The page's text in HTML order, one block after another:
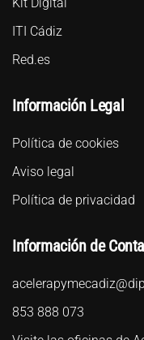
ITI Cádiz
Red.es
Información Legal
Política de cookies
Aviso legal
Política de privacidad
Información de
853 888 073